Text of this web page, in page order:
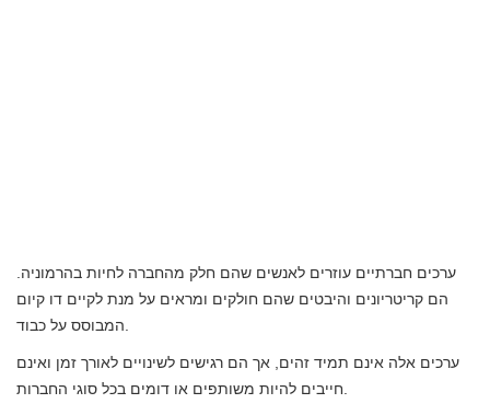
ערכים חברתיים עוזרים לאנשים שהם חלק מהחברה לחיות בהרמוניה.
הם קריטריונים והיבטים שהם חולקים ומראים על מנת לקיים דו קיום
ערכים אלה אינם תמיד זהים, אך הם רגישים לשינויים לאורך זמן ואינם